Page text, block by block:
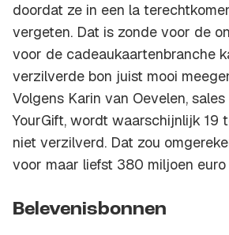
doordat ze in een la
vergeten. Dat is zonde voor de
voor de cadeaukaartenbranche
verzilverde bon juist mooi
Volgens Karin van Oevelen,
YourGift, wordt waarschijnlijk 19
niet verzilverd. Dat zou
voor maar liefst 380 miljoen euro
Belevenisbonnen